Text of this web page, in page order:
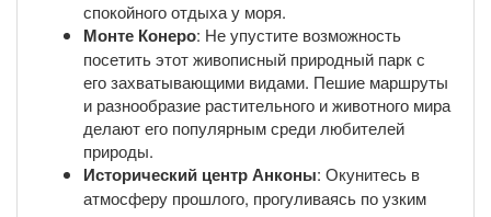
спокойного отдыха у моря.
Монте Конеро: Не упустите возможность
посетить этот живописный природный парк с
его захватывающими видами. Пешие маршруты
и разнообразие растительного и животного мира
делают его популярным среди любителей
природы.
Исторический центр Анконы: Окунитесь в
атмосферу прошлого, прогуливаясь по узким